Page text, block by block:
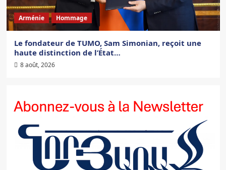
Arménie Hommage
Le fondateur de TUMO, Sam Simonian, reçoit une
haute distinction de l’État…
8 août, 2026